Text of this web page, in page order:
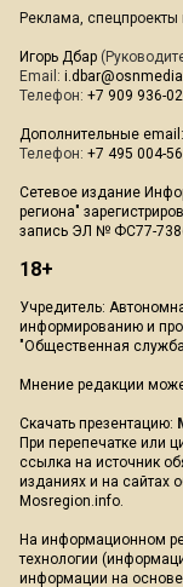
Реклама, спецпроекты
Игорь Дбар
Email:
Телефон: +7 909 936-
Дополнительные email:
Телефон: +7 495 004-
Сетевое издание
региона"
запись ЭЛ № ФС77-
18+
Учредитель:
информированию и
"Общественная
Мнение редакции
Скачать презентацию:
При перепечатке или
ссылка на источник
изданиях и на сайтах
Mosregion.info.
На информационном
технологии
информации на